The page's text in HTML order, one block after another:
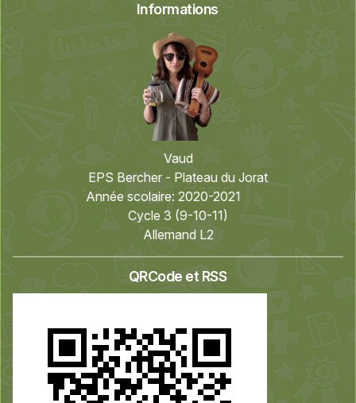
Informations
Vaud
EPS Bercher - Plateau du Jorat
Année scolaire: 2020-2021
Cycle 3 (9-10-11)
Allemand L2
QRCode et RSS